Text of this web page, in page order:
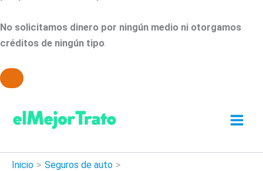
No solicitamos dinero por ningún medio ni otorgamos
créditos de ningún tipo.
contenido
Inicio
Seguros de auto